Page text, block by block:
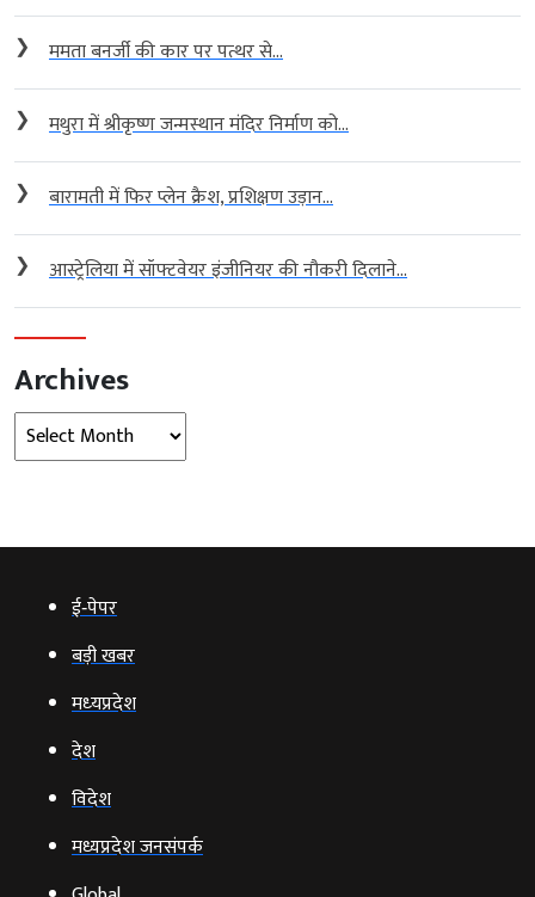
❯ ममता बनर्जी की कार पर पत्थर से...
❯ मथुरा में श्रीकृष्ण जन्मस्थान मंदिर निर्माण को...
❯ बारामती में फिर प्लेन क्रैश, प्रशिक्षण उड़ान...
❯ आस्ट्रेलिया में सॉफ्टवेयर इंजीनियर की नौकरी दिलाने...
Archives
Archives
ई‑पेपर
बड़ी खबर
मध्‍यप्रदेश
देश
विदेश
मध्यप्रदेश जनसंपर्क